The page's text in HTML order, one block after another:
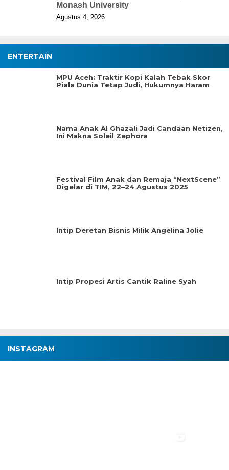
Monash University
Agustus 4, 2026
ENTERTAIN
MPU Aceh: Traktir Kopi Kalah Tebak Skor
Piala Dunia Tetap Judi, Hukumnya Haram
Nama Anak Al Ghazali Jadi Candaan Netizen,
Ini Makna Soleil Zephora
Festival Film Anak dan Remaja “NextScene”
Digelar di TIM, 22–24 Agustus 2025
Intip Deretan Bisnis Milik Angelina Jolie
Intip Propesi Artis Cantik Raline Syah
INSTAGRAM